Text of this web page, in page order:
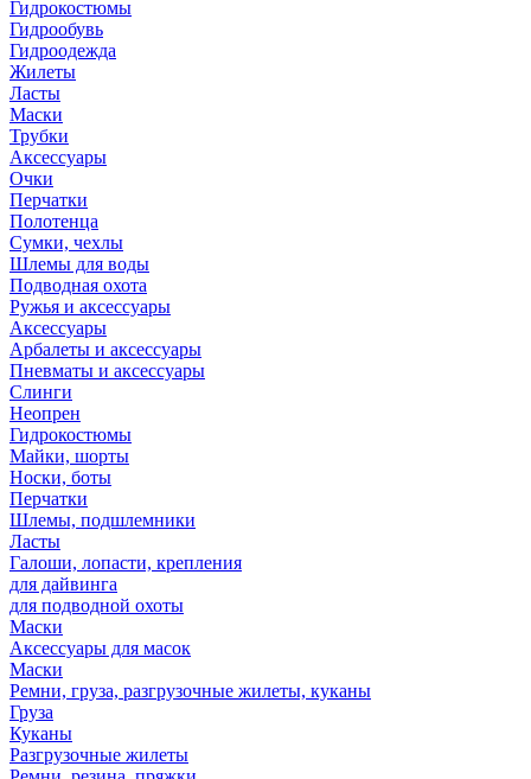
Гидрокостюмы
Гидрообувь
Гидроодежда
Жилеты
Ласты
Маски
Трубки
Аксессуары
Очки
Перчатки
Полотенца
Сумки, чехлы
Шлемы для воды
Подводная охота
Ружья и аксессуары
Аксессуары
Арбалеты и аксессуары
Пневматы и аксессуары
Слинги
Неопрен
Гидрокостюмы
Майки, шорты
Носки, боты
Перчатки
Шлемы, подшлемники
Ласты
Галоши, лопасти, крепления
для дайвинга
для подводной охоты
Маски
Аксессуары для масок
Маски
Ремни, груза, разгрузочные жилеты, куканы
Груза
Куканы
Разгрузочные жилеты